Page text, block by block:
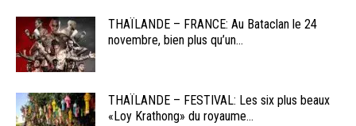
THAÏLANDE – FRANCE: Au Bataclan le 24
novembre, bien plus qu’un...
THAÏLANDE – FESTIVAL: Les six plus beaux
«Loy Krathong» du royaume...